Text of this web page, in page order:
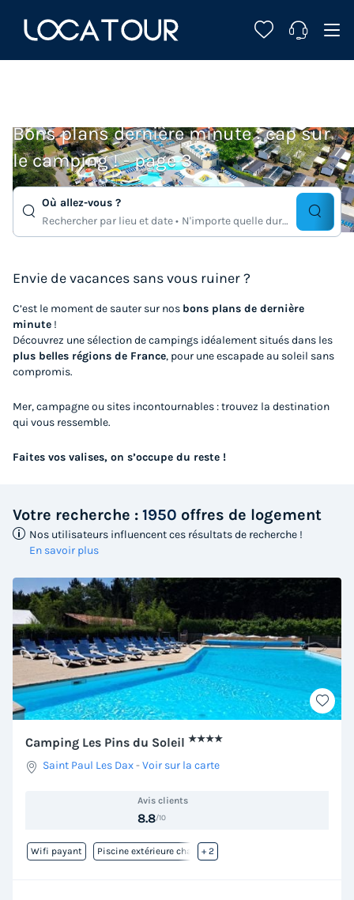
Bons plans dernière minute : cap sur
le camping ! - page 3
Où allez-vous ?
Rechercher par lieu et date
N'importe quelle duree
Envie de vacances sans vous ruiner ?
C’est le moment de sauter sur nos bons plans de dernière
minute !
Découvrez une sélection de campings idéalement situés dans les
plus belles régions de France, pour une escapade au soleil sans
compromis.
Mer, campagne ou sites incontournables : trouvez la destination
qui vous ressemble.
Faites vos valises, on s’occupe du reste !
Votre recherche : 1950 offres de logement
Nos utilisateurs influencent ces résultats de recherche !
En savoir plus
Camping Les Pins du Soleil ★★★★
Saint Paul Les Dax-Voir sur la carte
Avis clients
8.8/10
Wifi payant Piscine extérieure chauffée
+ 2